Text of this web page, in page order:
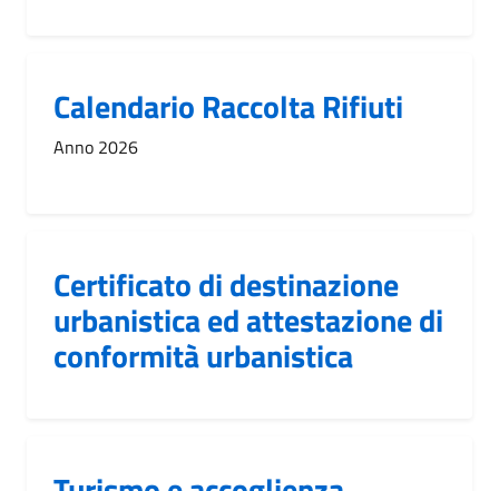
Calendario Raccolta Rifiuti
Anno 2026
Certificato di destinazione
urbanistica ed attestazione di
conformità urbanistica